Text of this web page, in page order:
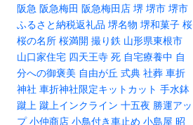
阪急 阪急梅田 阪急梅田店 堺 堺市 堺市
ふるさと納税返礼品 堺名物 堺和菓子 桜
桜の名所 桜満開 撮り鉄 山形県東根市
山口家住宅 四天王寺 死 自宅療養中 自
分への御褒美 自由が丘 式典 社葬 車折
神社 車折神社限定キットカット 手水鉢
蹴上 蹴上インクライン 十五夜 勝運アッ
プ 小仲商店 小鳥付き車止め 小島屋 昭